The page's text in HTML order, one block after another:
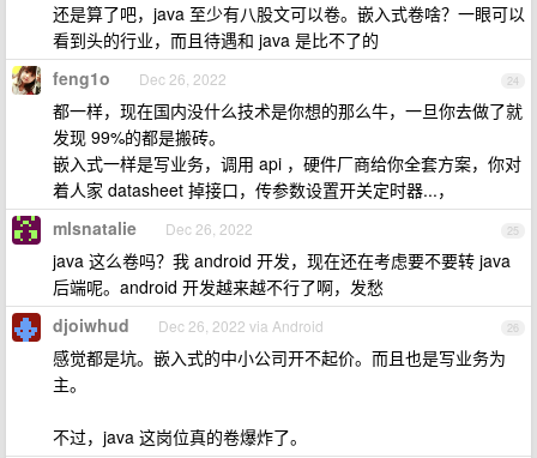
还是算了吧，java 至少有八股文可以卷。嵌入式卷啥？一眼可以
看到头的行业，而且待遇和 java 是比不了的
24
feng1o Dec 26, 2022
都一样，现在国内没什么技术是你想的那么牛，一旦你去做了就
发现 99%的都是搬砖。
嵌入式一样是写业务，调用 api ，硬件厂商给你全套方案，你对
着人家 datasheet 掉接口，传参数设置开关定时器...，
25
mlsnatalie Dec 26, 2022
java 这么卷吗？我 android 开发，现在还在考虑要不要转 java
后端呢。android 开发越来越不行了啊，发愁
26
djoiwhud Dec 26, 2022 via Android
感觉都是坑。嵌入式的中小公司开不起价。而且也是写业务为
主。
不过，java 这岗位真的卷爆炸了。